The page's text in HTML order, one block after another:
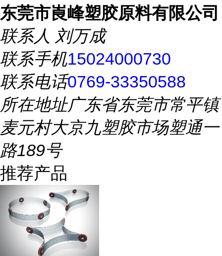
东莞市崀峰塑胶原料有限公司
联系人 刘万成
联系手机15024000730
联系电话0769-33350588
所在地址广东省东莞市常平镇
麦元村大京九塑胶市场塑通一
路189号
推荐产品